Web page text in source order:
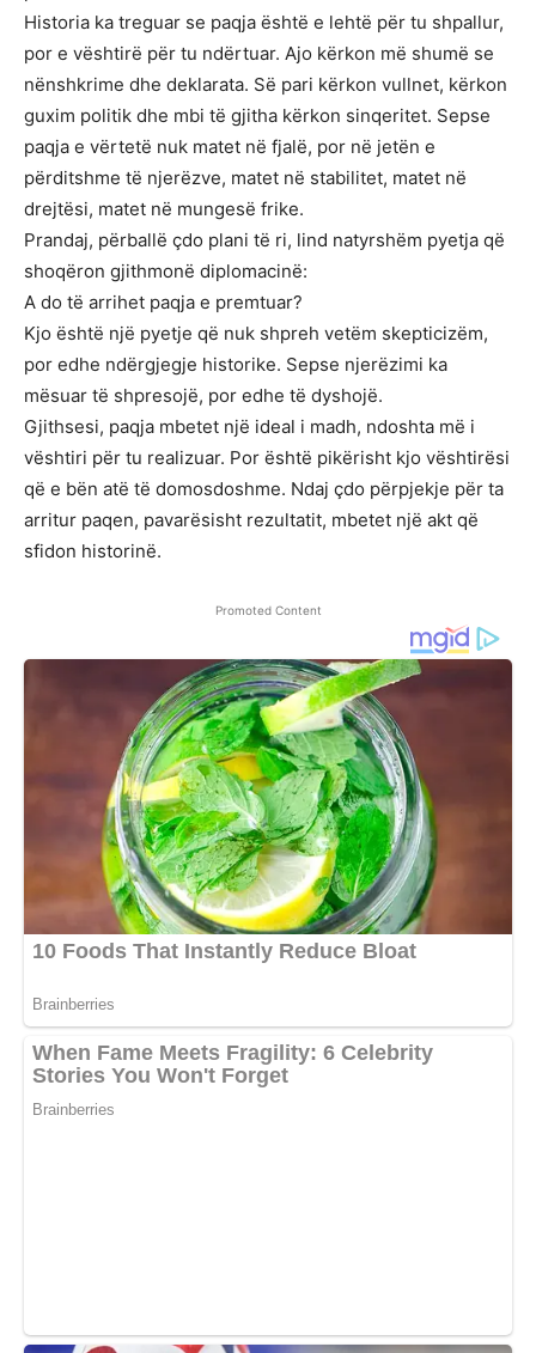
Historia ka treguar se paqja është e lehtë për tu shpallur,
por e vështirë për tu ndërtuar. Ajo kërkon më shumë se
nënshkrime dhe deklarata. Së pari kërkon vullnet, kërkon
guxim politik dhe mbi të gjitha kërkon sinqeritet. Sepse
paqja e vërtetë nuk matet në fjalë, por në jetën e
përditshme të njerëzve, matet në stabilitet, matet në
drejtësi, matet në mungesë frike.
Prandaj, përballë çdo plani të ri, lind natyrshëm pyetja që
shoqëron gjithmonë diplomacinë:
A do të arrihet paqja e premtuar?
Kjo është një pyetje që nuk shpreh vetëm skepticizëm,
por edhe ndërgjegje historike. Sepse njerëzimi ka
mësuar të shpresojë, por edhe të dyshojë.
Gjithsesi, paqja mbetet një ideal i madh, ndoshta më i
vështiri për tu realizuar. Por është pikërisht kjo vështirësi
që e bën atë të domosdoshme. Ndaj çdo përpjekje për ta
arritur paqen, pavarësisht rezultatit, mbetet një akt që
sfidon historinë.
Promoted Content